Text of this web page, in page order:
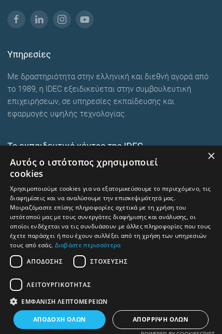
Υπηρεσίες
Με δραστηριότητα στην ελληνική και διεθνή αγορά από
το 1989, η IDEC εξειδικεύεται στην συμβουλευτική
επιχειρήσεων, σε υπηρεσίες εκπαίδευσης και
εφαρμογές υψηλής τεχνολογίας.
Το εκπαιδευτικό κέντρο της IDEC
Ευρωπαϊκά εκπαιδευτικά προγράμματα
Ενδοεταιρικά σεμινάρια
trainingcentre.gr
Όροι χρήσης – Προστασία προσωπικών δεδομένων
×
Αυτός ο ιστότοπος χρησιμοποιεί
cookies
Χρησιμοποιούμε cookies για να εξατομικεύσουμε το περιεχόμενο, τις
διαφημίσεις και να αναλύσουμε την επισκεψιμότητά μας.
Μοιραζόμαστε επίσης πληροφορίες σχετικά με τη χρήση του
ιστότοπού μας με τους συνεργάτες διαφήμισης και ανάλυσης, οι
οποίοι ενδέχεται να τις συνδυάσουν με άλλες πληροφορίες που τους
έχετε παράσχει ή που έχουν συλλέξει από τη χρήση των υπηρεσιών
τους από εσάς. Διαβάστε περισσότερα
ΑΠΌΔΟΣΗΣ
ΣΤΌΧΕΥΣΗΣ
ΛΕΙΤΟΥΡΓΙΚΌΤΗΤΑΣ
ΕΜΦΆΝΙΣΗ ΛΕΠΤΟΜΕΡΕΙΏΝ
ΑΠΟΔΟΧΉ ΌΛΩΝ ΑΠΌΡΡΙΨΗ ΌΛΩΝ